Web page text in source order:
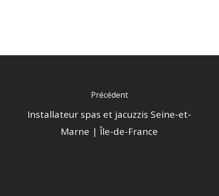
Précédent
Installateur spas et jacuzzis Seine-et-
Marne | Île-de-France